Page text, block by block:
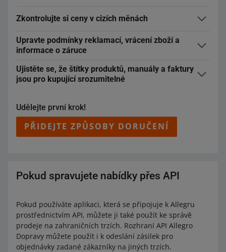
které zaplatíte přímo nám, nebo přidat své smlouvy s
propojeny s nabídkami , které chcete sdílet na
automaticky považovat zaodeslané ke sdílení na daném
trhu.
Zkontrolujte si ceny v cizích měnách
V nabídkách odeslaných ke sdílení nastavíme pravidlo
pro stanovování cen ve výchozím nastavení na
nástroj
záložceMůj sortiment , ve formuláři vystavení nebo
prostřednictvím API.
Upravte podmínky reklamací, vrácení zboží a
informace o záruce
Nastavte
podmínky vracení tak, aby se vztahovaly na
všechny trhy, na kterých prodáváte. Automaticky je
přeložíme do jiných jazyků. Můžete také využít
Překlady zkontrolujte a případně opravte.
Ujistěte se, že štítky produktů, manuály a faktury
jsou pro kupující srozumitelné
ujistěte se, že poskytujete
jazyce. Kromě toho se ujistěte, že vystavujete faktury ve
správném jazyce a měně. Kupující je tak snadno zpracují
a vyhnete se četným dotazům po nákupu.
Udělejte první krok!
PŘIDEJTE ZPŮSOBY DORUČENÍ
Pokud spravujete nabídky přes API
Pokud používáte aplikaci, která se připojuje k Allegru
prostřednictvím API, můžete ji také použít ke správě
prodeje na zahraničních trzích. Rozhraní API Allegro
Dopravy můžete použít i k odeslání zásilek pro
objednávky zadané zákazníky na jiných trzích.